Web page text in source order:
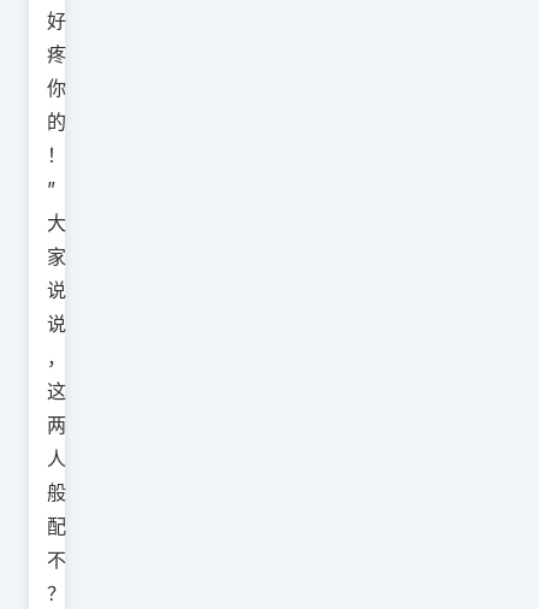
好
疼
你
的
！
”
大
家
说
说
，
这
两
人
般
配
不
？